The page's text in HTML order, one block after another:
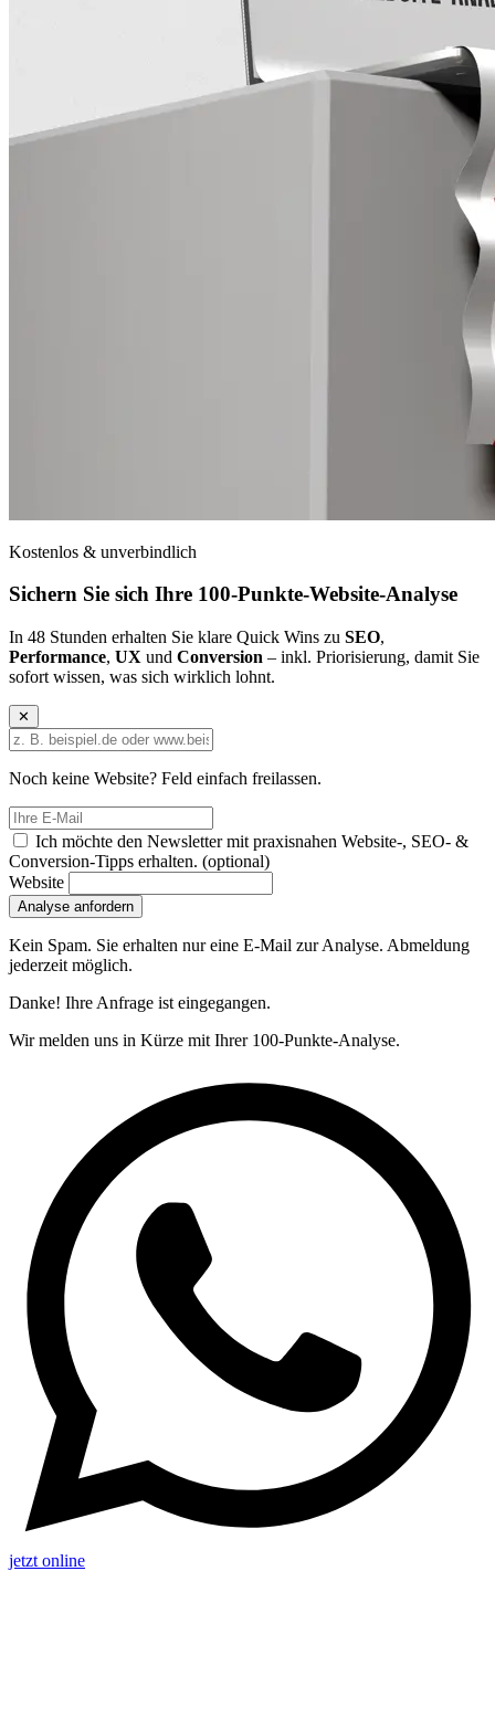
Kostenlos & unverbindlich
Sichern Sie sich Ihre 100-Punkte-Website-Analyse
In 48 Stunden erhalten Sie klare Quick Wins zu SEO,
Performance, UX und Conversion – inkl. Priorisierung, damit Sie
sofort wissen, was sich wirklich lohnt.
✕
Noch keine Website? Feld einfach freilassen.
Ich möchte den Newsletter mit praxisnahen Website-, SEO- &
Conversion-Tipps erhalten. (optional)
Website
Analyse anfordern
Kein Spam. Sie erhalten nur eine E-Mail zur Analyse. Abmeldung
jederzeit möglich.
Danke! Ihre Anfrage ist eingegangen.
Wir melden uns in Kürze mit Ihrer 100-Punkte-Analyse.
jetzt online